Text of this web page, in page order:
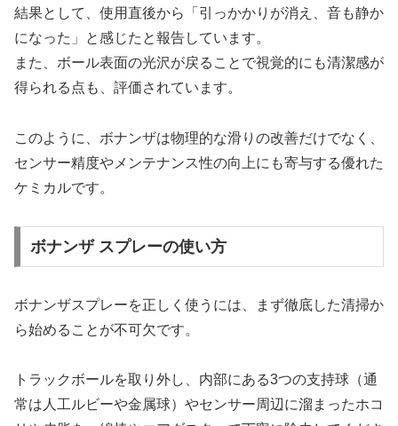
結果として、使用直後から「引っかかりが消え、音も静か
になった」と感じたと報告しています。
また、ボール表面の光沢が戻ることで視覚的にも清潔感が
得られる点も、評価されています。
このように、ボナンザは物理的な滑りの改善だけでなく、
センサー精度やメンテナンス性の向上にも寄与する優れた
ケミカルです。
ボナンザ スプレーの使い方
ボナンザスプレーを正しく使うには、まず徹底した清掃か
ら始めることが不可欠です。
トラックボールを取り外し、内部にある3つの支持球（通
常は人工ルビーや金属球）やセンサー周辺に溜まったホコ